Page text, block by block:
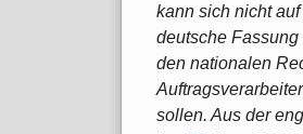
kann sich nicht
deutsche
den nationalen
sollen. Aus der